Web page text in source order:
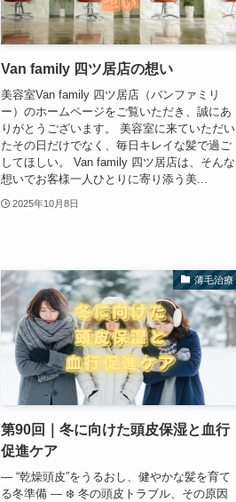
Van family 四ツ居店の想い
美容室Van family 四ツ居店（バンファミリ
ー）のホームページをご覧いただき、誠にあ
りがとうございます。 美容室に来ていただい
たその日だけでなく、毎日キレイな髪で過ご
してほしい。 Van family 四ツ居店は、そんな
想いでお客様一人ひとりに寄り添う美...
2025年10月8日
薄毛治療
第90回｜冬に向けた頭皮保湿と血行
促進ケア
― “乾燥頭皮”をうるおし、健やかな髪を育て
る冬準備 ― ❄️ 冬の頭皮トラブル、その原因